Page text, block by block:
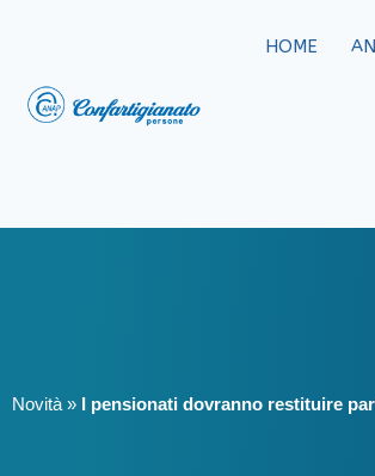
HOME
Novità » I pensionati dovranno restituire